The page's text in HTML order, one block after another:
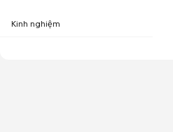
Kinh nghiệm